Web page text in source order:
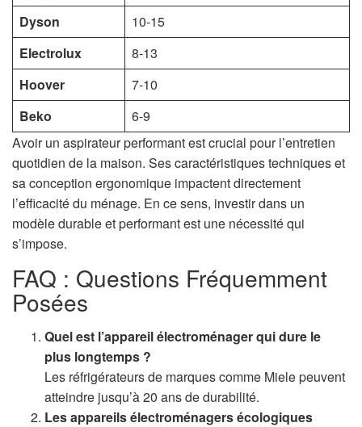
Dyson
10-15
Electrolux
8-13
Hoover
7-10
Beko
6-9
Avoir un aspirateur performant est crucial pour l’entretien
quotidien de la maison. Ses caractéristiques techniques et
sa conception ergonomique impactent directement
l’efficacité du ménage. En ce sens, investir dans un
modèle durable et performant est une nécessité qui
s’impose.
FAQ : Questions Fréquemment
Posées
Quel est l’appareil électroménager qui dure le
plus longtemps ?
Les réfrigérateurs de marques comme Miele peuvent
atteindre jusqu’à 20 ans de durabilité.
Les appareils électroménagers écologiques